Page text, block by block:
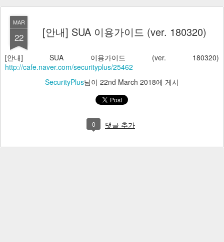
MAR
22 [안내] SUA 이용가이드 (ver. 180320)
[안내] SUA 이용가이드 (ver. 180320)
http://cafe.naver.com/securityplus/25462
SecurityPlus님이 22nd March 2018에 게시
0 댓글 추가